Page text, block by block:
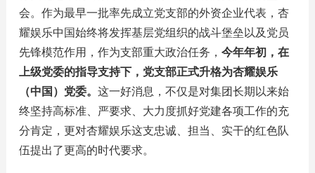
会。作为最早一批率先成立党支部的外资企业代表，杏
耀娱乐中国始终将发挥基层党组织的战斗堡垒以及党员
先锋模范作用，作为支部重大政治任务， 今年年初，在
上级党委的指导支持下，党支部正式升格为杏耀娱乐
（中国）党委。 这一好消息，不仅是对集团长期以来始
终坚持高标准、严要求、大力度抓好党建各项工作的充
分肯定，更对杏耀娱乐这支忠诚、担当、实干的红色队
伍提出了更高的时代要求。